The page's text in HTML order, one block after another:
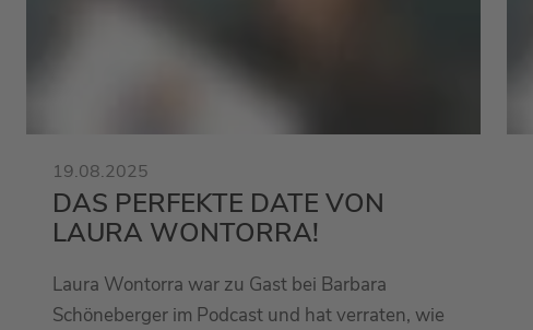
19.08.2025
DAS PERFEKTE DATE VON
LAURA WONTORRA!
Laura Wontorra war zu Gast bei Barbara
Schöneberger im Podcast und hat verraten, wie